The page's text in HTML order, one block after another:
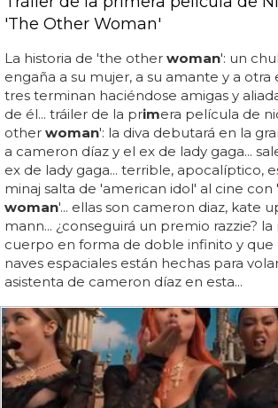
'The Other Woman'
La historia de 'the other woman': un
engaña a su mujer, a su amante y a otra
tres terminan haciéndose amigas y
de él... tráiler de la primera película de
other woman': la diva debutará en la
a cameron díaz y el ex de lady gaga...
ex de lady gaga... terrible, apocalíptico,
minaj salta de 'american idol' al cine
woman'... ellas son cameron diaz, kate
mann... ¿conseguirá un premio razzie?
cuerpo en forma de doble infinito y que
naves espaciales están hechas para
asistenta de cameron díaz en esta...